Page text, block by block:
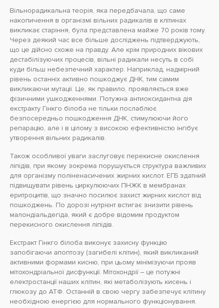
Вільнорадикальна теорія, яка передбачала, що саме
накопичення в організмі вільних радикалів в клітинах
викликає старіння, була представлена ​​майже 70 років тому.
Через деякий час все більше досліджень підтверджують,
що це дійсно схоже на правду. Але крім природних вікових
дестабілізуючих процесів, вільні радикали несуть в собі
куди більш небезпечний характер. Наприклад, надмірний
рівень останніх активно пошкоджує ДНК, тим самим
викликаючи мутації. Це, як правило, проявляється вже
фізичними ушкодженнями. Потужна антиоксидантна дія
екстракту Гінкго білоба не тільки послаблює
безпосередньо пошкодження ДНК, стимулюючи його
репарацію, але і в цілому з високою ефективністю інгібує
утворення вільних радикалів.
Також особливої ​​уваги заслуговує перекисне окислення
ліпідів, при якому зокрема порушується структура важливих
для організму поліненасичених жирних кислот. ЕГБ здатний
підвищувати рівень циркулюючих ПНЖК в мембранах
еритроцитів, що значно посилює захист жирних кислот від
пошкоджень. По дорозі нутрієнт встигає знизити рівень
малондіальдегіда, який є добре відомим продуктом
перекисного окислення ліпідів.
Екстракт Гінкго білоба виконує захисну функцію
запобігаючи апоптозу (загибелі клітин), який викликаний
активними формами кисню, при цьому мінімізуючи прояв
мітохондріальної дисфункції. Мітохондрії – це потужні
електростанції наших клітин, які метаболізують кисень і
глюкозу до АТФ. Останній в свою чергу забезпечує клітину
необхідною енергією для нормального функціонування.